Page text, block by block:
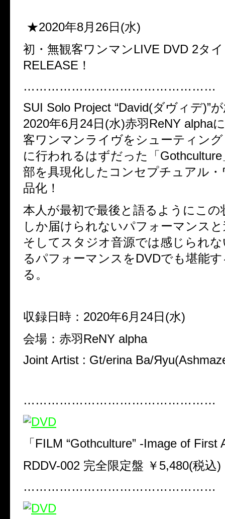
★2020年8月26日(水)
初・無観客ワンマンLIVE DVD 2タ
RELEASE！
…………………………………………
SUI Solo Project “David(ダヴィデ)”
2020年6月24日(水)赤羽ReNY alpha
客ワンマンライヴをシューティン
に行われるはずだった「
部を具現化したコンセプチュアル
品化！
本人が最初で最後と語るようにこの
しか届けられないパフォーマンス
そしてスタジオ音源では感じられ
るパフォーマンスをDVDでも堪能
る。
収録日時：2020年6月24日(水)
会場：赤羽ReNY alpha
Joint Artist : Gt/erina Ba/
…………………………………………
「FILM “Gothculture” -Image of First
RDDV-002 完全限定盤 ￥5,480(税込)
…………………………………………